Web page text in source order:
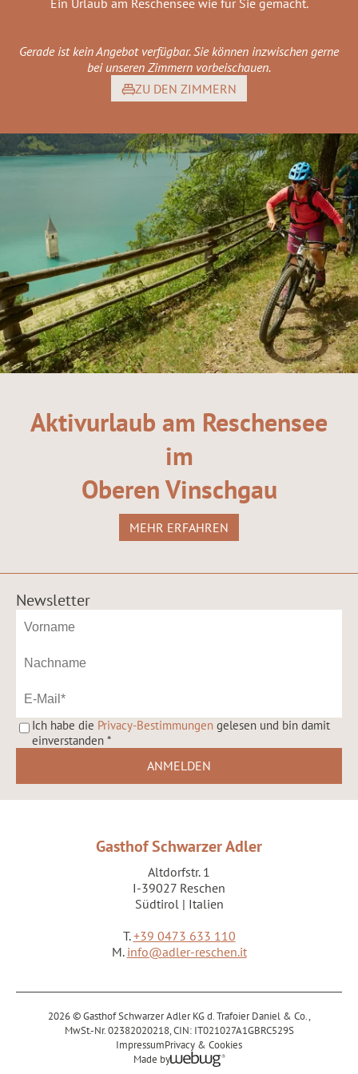
Ein Urlaub am Reschensee wie für Sie gemacht.
Gerade ist kein Angebot verfügbar. Sie können inzwischen gerne
bei unseren Zimmern vorbeischauen.
ZU DEN ZIMMERN
Aktivurlaub am Reschensee
im
Oberen Vinschgau
MEHR ERFAHREN
Newsletter
Ich habe die Privacy-Bestimmungen gelesen und bin damit
einverstanden *
Gasthof Schwarzer Adler
Altdorfstr. 1
I-39027 Reschen
Südtirol | Italien
T.+39 0473 633 110
M. info@adler-reschen.it
2026 © Gasthof Schwarzer Adler KG d. Trafoier Daniel & Co.,
MwSt.-Nr. 02382020218,CIN: IT021027A1GBRC529S
ImpressumPrivacy & Cookies
Made by